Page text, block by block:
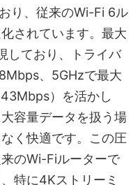
り、従来のWi-Fi 6ル
されています。最大
しており、トライバ
、5GHzで最大
）を活かし
容量データを扱う場
く快適です。この圧
のWi-Fiルーターで
特に4Kストリーミ